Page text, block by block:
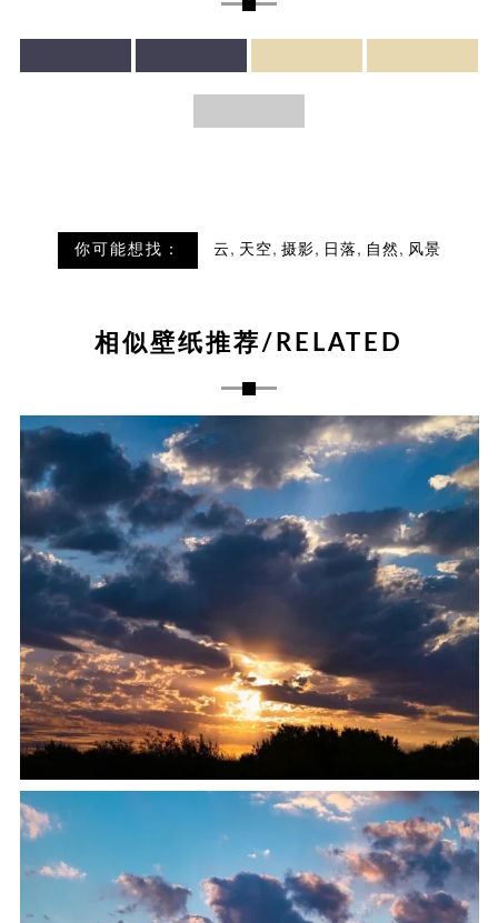
你可能想找： 云 , 天空, 摄影, 日落 , 自然 , 风景
相似壁纸推荐/RELATED